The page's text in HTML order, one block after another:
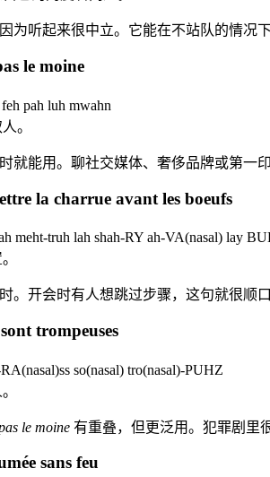
为听起来很中立。它能在不站队的情况下
le moine
pah luh mwahn
。
就能用。聊社交媒体、奢侈品牌或第一印
la charrue avant les boeufs
meht-truh lah shah-RY ah-VA(nasal) lay
。开会时有人想跳过步骤，这句就很顺口
trompeuses
so(nasal) tro(nasal)-PUHZ
le moine 有重叠，但更泛用。犯罪剧里
sans feu